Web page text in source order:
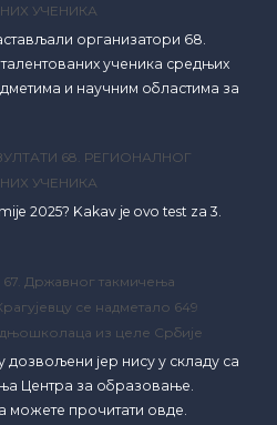
УЧЕНИКА
организатори 68.
ученика средњих
и научним областима за
68. РЕГИОНАЛНОГ
УЧЕНИКА
2025? Kakav je ovo test za 3.
Државног такмичења
се надметало 649
из целе Србије
дозвољени јер нису у складу са
Центра за образовање.
можете прочитати овде.